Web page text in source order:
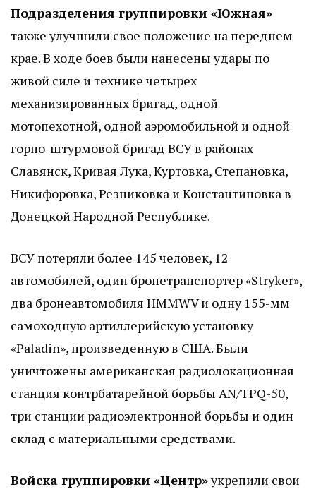
Подразделения группировки «Южная»
также улучшили свое положение на переднем
крае. В ходе боев были нанесены удары по
живой силе и технике четырех
механизированных бригад, одной
мотопехотной, одной аэромобильной и одной
горно-штурмовой бригад ВСУ в районах
Славянск, Кривая Лука, Куртовка, Степановка,
Никифоровка, Резниковка и Константиновка в
Донецкой Народной Республике.
ВСУ потеряли более 145 человек, 12
автомобилей, один бронетранспортер «Stryker»,
два бронеавтомобиля HMMWV и одну 155-мм
самоходную артиллерийскую установку
«Paladin», произведенную в США. Были
уничтожены американская радиолокационная
станция контрбатарейной борьбы AN/TPQ-50,
три станции радиоэлектронной борьбы и один
склад с материальными средствами.
Войска группировки «Центр»укрепили свои